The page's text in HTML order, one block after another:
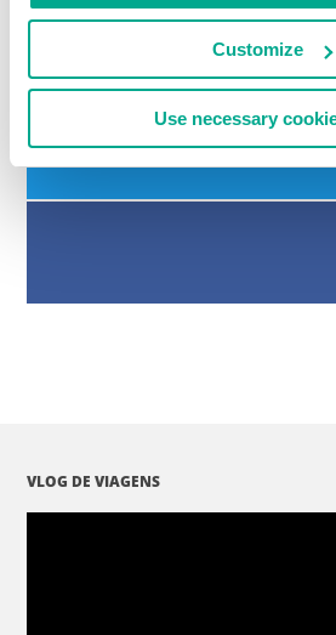
Customize
Use necessary
VLOG DE VIAGENS